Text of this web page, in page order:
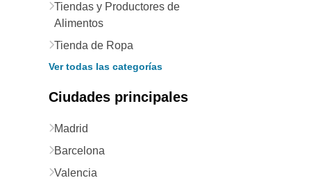
Tiendas y Productores de
Alimentos
Tienda de Ropa
Ver todas las categorías
Ciudades principales
Madrid
Barcelona
Valencia